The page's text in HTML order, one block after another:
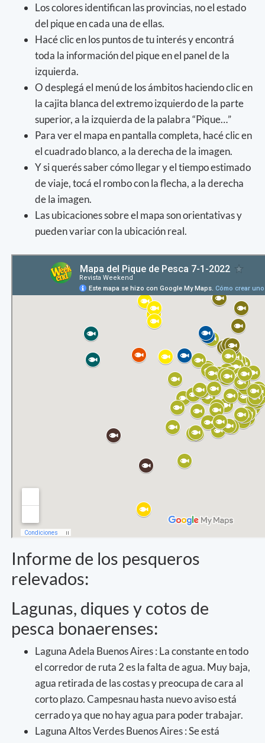
Los colores identifican las provincias, no el estado
del pique en cada una de ellas.
Hacé clic en los puntos de tu interés y encontrá
toda la información del pique en el panel de la
izquierda.
O desplegá el menú de los ámbitos haciendo clic en
la cajita blanca del extremo izquierdo de la parte
superior, a la izquierda de la palabra “Pique…”
Para ver el mapa en pantalla completa, hacé clic en
el cuadrado blanco, a la derecha de la imagen.
Y si querés saber cómo llegar y el tiempo estimado
de viaje, tocá el rombo con la flecha, a la derecha
de la imagen.
Las ubicaciones sobre el mapa son orientativas y
pueden variar con la ubicación real.
Informe de los pesqueros
relevados:
Lagunas, diques y cotos de
pesca bonaerenses:
Laguna Adela Buenos Aires : La constante en todo
el corredor de ruta 2 es la falta de agua. Muy baja,
agua retirada de las costas y preocupa de cara al
corto plazo. Campesnau hasta nuevo aviso está
cerrado ya que no hay agua para poder trabajar.
Laguna Altos Verdes Buenos Aires : Se está